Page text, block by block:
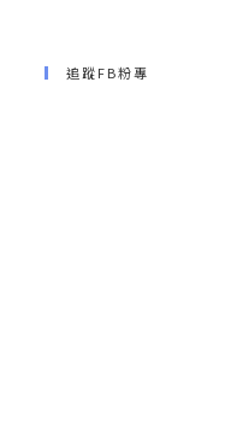
追蹤FB粉專